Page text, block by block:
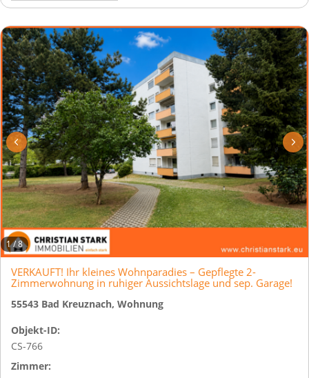
1/8
VERKAUFT! Ihr kleines Wohnparadies – Gepflegte 2-
Zimmerwohnung in ruhiger Aussichtslage und sep. Garage!
55543 Bad Kreuznach, Wohnung
Objekt-ID:
CS-766
Zimmer: